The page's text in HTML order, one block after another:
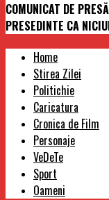
COMUNICAT DE
PRESEDINTE CA
Home
Stirea Zilei
Politichie
Caricatura
Cronica de Film
Personaje
VeDeTe
Sport
Oameni